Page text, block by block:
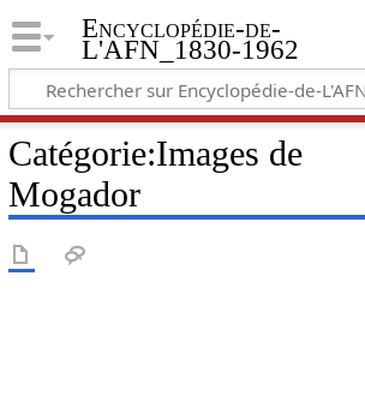
Encyclopédie-de-
L'AFN_1830-1962
Catégorie:Images de
Mogador